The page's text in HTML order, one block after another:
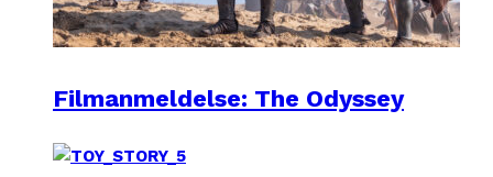
Filmanmeldelse: The Odyssey